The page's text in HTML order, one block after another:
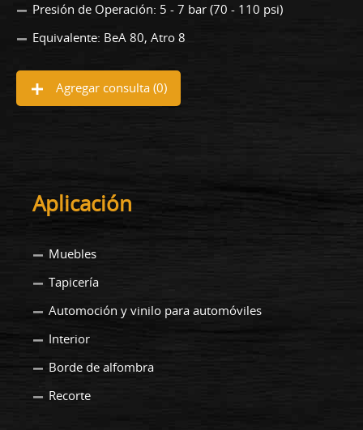
Presión de Operación: 5 - 7 bar (70 - 110 psi)
Equivalente: BeA 80, Atro 8
Agregar consulta (0)
Aplicación
Muebles
Tapicería
Automoción y vinilo para automóviles
Interior
Borde de alfombra
Recorte